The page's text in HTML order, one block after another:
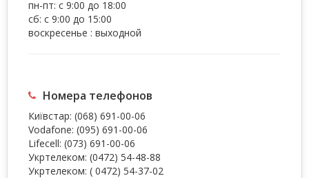
пн-пт: с 9:00 до 18:00
сб: с 9:00 до 15:00
воскресенье : выходной
Номера телефонов
Київстар: (068) 691-00-06
Vodafone: (095) 691-00-06
Lifecell: (073) 691-00-06
Укртелеком: (0472) 54-48-88
Укртелеком: ( 0472) 54-37-02